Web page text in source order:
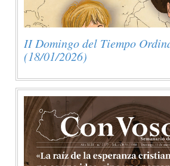
II Domingo del Tiempo
(18/01/2026)